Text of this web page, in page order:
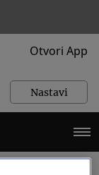
Otvori App
Nastavi